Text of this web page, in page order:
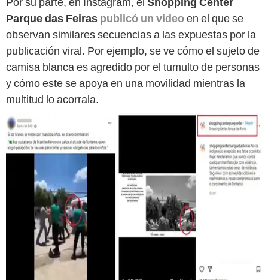
Parque das Feiras publicó un videoen el que se
observan similares secuencias a las expuestas por la
publicación viral. Por ejemplo, se ve cómo el sujeto de
camisa blanca es agredido por el tumulto de personas
y cómo este se apoya en una movilidad mientras la
multitud lo acorrala.